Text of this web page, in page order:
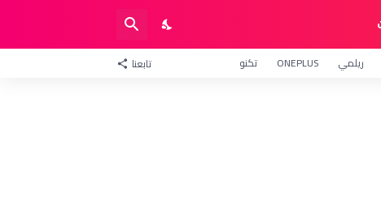
ريلمي ONEPLUS تكنو تابعنا